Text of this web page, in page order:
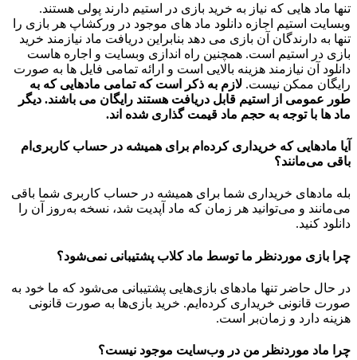
تنها ماد هایی که نیاز به خرید بازی در استیم دارند پولی هستند.
وبسایت استیم اجازه دانلود ماد های موجود در ورکشاپ هر بازی را
تنها به دارندگان آن بازی می دهد بنابراین دریافت ماد نیازمند خرید
بازی در استیم است. همچنین راه اندازی وبسایت و اجاره هاست
دانلود آن نیازمند هزینه بالایی است و ارائه تمامی فایل ها به صورت
رایگان ممکن نیست. لازم به ذکر است که تمامی مادهایی که به
طور عمومی از استیم قابل دریافت هستند رایگان می باشند. دیگر
ماد ها با توجه به حجم ماد قیمت گذاری شده اند.
آیا مادهایی که خریداری کرده‌ام برای همیشه در حساب‌ کاربری‌ام
باقی می‌مانند؟
بله مادهای خریداری شما برای همیشه در حساب کاربری شما باقی
می‌مانند و می‌توانید هر زمان که ماد آپدیت شد، نسخه به‌روز آن را
دانلود کنید.
چرا بازی موردنظر ما توسط ماد کلاب پشتیبانی نمی‌شود؟
در حال حاضر تنها مادهای بازی‌هایی پشتیبانی می‌شود که ما خود به
صورت قانونی خریداری کرده‌ایم. خرید بازی‌ها به صورت قانونی
هزینه دارد و زمان‌بر است.
چرا ماد موردنظر من در وب‌سایت موجود نیست؟